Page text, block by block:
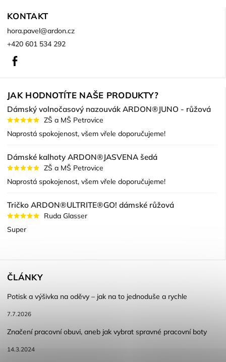
KONTAKT
hora.pavel@ardon.cz
+420 601 534 292
JAK HODNOTÍTE NAŠE PRODUKTY?
Dámský volnočasový nazouvák ARDON®JUNO - růžová
ZŠ a MŠ Petrovice
Naprostá spokojenost, všem vřele doporučujeme!
Dámské kalhoty ARDON®JASVENA šedá
ZŠ a MŠ Petrovice
Naprostá spokojenost, všem vřele doporučujeme!
Tričko ARDON®ULTRITE®GO! dámské růžová
Ruda Glasser
Super
ČLÁNKY
Potisk a výšivka na oděvy – jak na to jednoduše a rychle
7.7.2026
Značení pracovní obuvi, aneb jak vybrat spravné pracovní boty
14.3.2024